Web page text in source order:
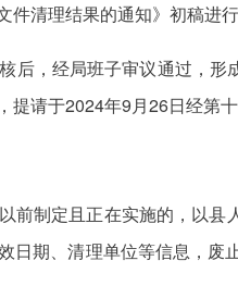
清理结果的通知》初稿进行
后，经局班子审议通过，
请于2024年9月26日经第
制定且正在实施的，以
日期、清理单位等信息，